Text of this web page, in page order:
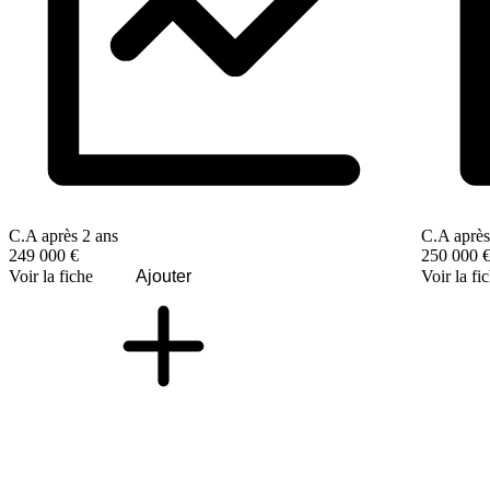
C.A après 2 ans
249 000 €
Voir la fiche
Ajouter
C.A
250 000 €
Voir la